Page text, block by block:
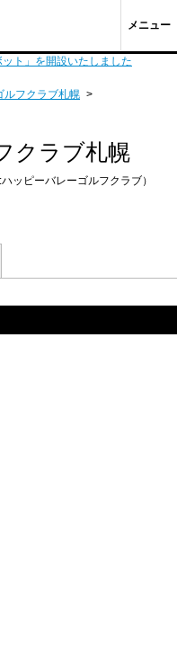
メニュー
ト」を開設いたしました
ルフクラブ札幌 >
クラブ札幌
ッピーバレーゴルフクラブ）